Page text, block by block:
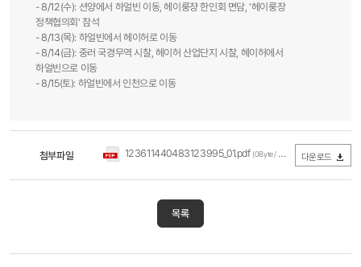
- 8/12(수): 션양에서 하얼빈 이동, 헤이룽쟝 한인회 면담, '헤이룽장
정책협의회' 참석
- 8/13(목): 하얼빈에서 헤이허로 이동
- 8/14(금): 중러 국경무역 시찰, 헤이허 산업단지 시찰, 헤이허에서
하얼빈으로 이동
- 8/15(토): 하얼빈에서 인천으로 이동
첨부파일 123611440483123995_01.pdf (0Byte / 다운로드 373회) 다운로드
목록